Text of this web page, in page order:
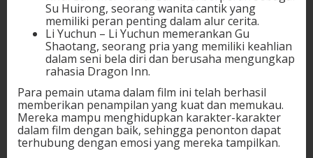
Su Huirong, seorang wanita cantik yang
memiliki peran penting dalam alur cerita.
Li Yuchun – Li Yuchun memerankan Gu
Shaotang, seorang pria yang memiliki keahlian
dalam seni bela diri dan berusaha mengungkap
rahasia Dragon Inn.
Para pemain utama dalam film ini telah berhasil
memberikan penampilan yang kuat dan memukau.
Mereka mampu menghidupkan karakter-karakter
dalam film dengan baik, sehingga penonton dapat
terhubung dengan emosi yang mereka tampilkan.